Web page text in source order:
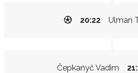
Ulman
20:22
Čepkanyč Vadim